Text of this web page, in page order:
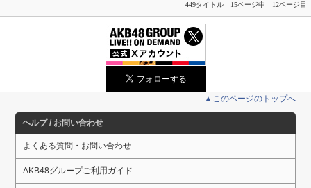
449タイトル 15ページ中 12ページ目
▲このページのトップへ
ヘルプ / お問い合わせ
よくある質問・お問い合わせ
AKB48グループご利用ガイド